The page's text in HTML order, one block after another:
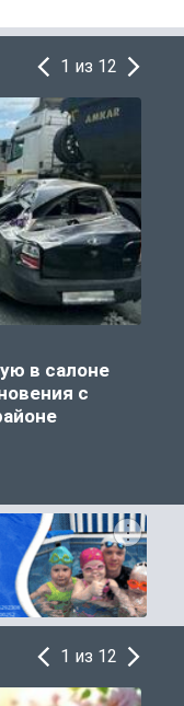
1 из 12
в салоне
с
1 из 12